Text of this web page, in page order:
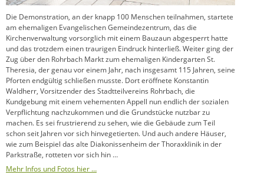
Die Demonstration, an der knapp 100 Menschen teilnahmen, startete
am ehemaligen Evangelischen Gemeindezentrum, das die
Kirchenverwaltung vorsorglich mit einem Bauzaun abgesperrt hatte
und das trotzdem einen traurigen Eindruck hinterließ. Weiter ging der
Zug über den Rohrbach Markt zum ehemaligen Kindergarten St.
Theresia, der genau vor einem Jahr, nach insgesamt 115 Jahren, seine
Pforten endgültig schließen musste. Dort eröffnete Konstantin
Waldherr, Vorsitzender des Stadtteilvereins Rohrbach, die
Kundgebung mit einem vehementen Appell nun endlich der sozialen
Verpflichtung nachzukommen und die Grundstücke nutzbar zu
machen. Es sei frustrierend zu sehen, wie die Gebäude zum Teil
schon seit Jahren vor sich hinvegetierten. Und auch andere Häuser,
wie zum Beispiel das alte Diakonissenheim der Thoraxklinik in der
Parkstraße, rotteten vor sich hin …
Mehr Infos und Fotos hier …